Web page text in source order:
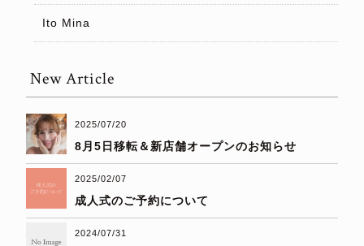
Ito Mina
New Article
2025/07/20
8月5日移転＆新店舗オープンのお知らせ
2025/02/07
成人式のご予約について
2024/07/31